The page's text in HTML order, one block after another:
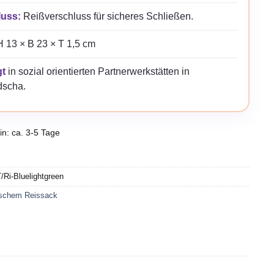
Reißverschluss für sicheres Schließen.
13 × B 23 × T 1,5 cm
in sozial orientierten Partnerwerkstätten in
ca. 3-5 Tage
Ri-Bluelightgreen
Reissack